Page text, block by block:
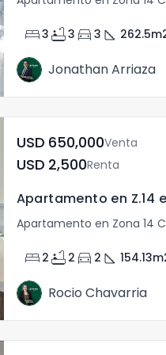
bed3 bathtub3 directions_car 3 square_foot 262.5
Jonathan Arriaza
USD	650,000Venta
USD	2,500Renta
Apartamento en Zona 14
bed 2 bathtub 2 directions_car 2 square_foot 154.13
Rocio Chavarria